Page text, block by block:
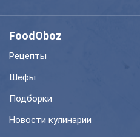
FoodOboz
Рецепты
Шефы
Подборки
Новости кулинарии